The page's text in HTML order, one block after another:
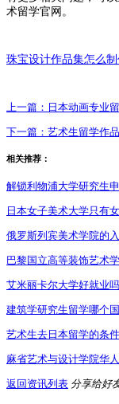
术留学官网。
珠宝设计作品集怎么
上一篇： 日本动画专业
下一篇： 艺术生留学作
相关推荐：
解锁利物浦大学研究生
日本女子美术大学只有
俄罗斯列宾美术学院的
巴黎国立高等装饰艺术
艾米丽卡尔大学好就业
建筑学研究生留学哪个
艺术生去日本留学的条
麻省艺术与设计学院华
返回资讯列表 分享给好